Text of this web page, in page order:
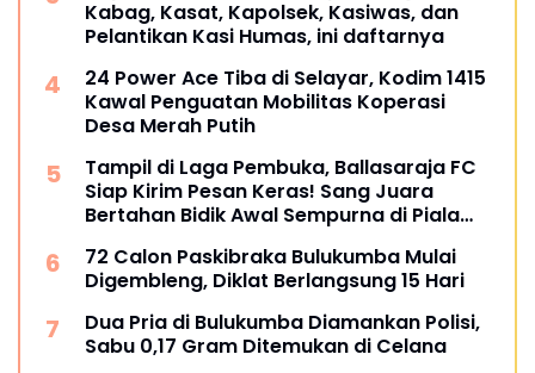
Kabag, Kasat, Kapolsek, Kasiwas, dan
Pelantikan Kasi Humas, ini daftarnya
24 Power Ace Tiba di Selayar, Kodim 1415
Kawal Penguatan Mobilitas Koperasi
Desa Merah Putih
Tampil di Laga Pembuka, Ballasaraja FC
Siap Kirim Pesan Keras! Sang Juara
Bertahan Bidik Awal Sempurna di Piala
72 Calon Paskibraka Bulukumba Mulai
Digembleng, Diklat Berlangsung 15 Hari
Dua Pria di Bulukumba Diamankan Polisi,
Sabu 0,17 Gram Ditemukan di Celana